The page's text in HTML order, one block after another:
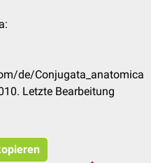
de/Conjugata_anatomica
Letzte Bearbeitung